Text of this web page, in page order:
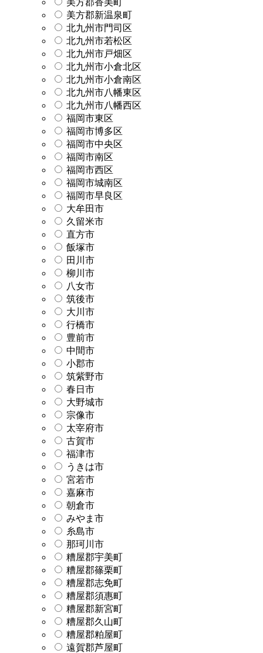
美方郡新温泉町
北九州市門司区
北九州市若松区
北九州市戸畑区
北九州市小倉北区
北九州市小倉南区
北九州市八幡東区
北九州市八幡西区
福岡市東区
福岡市博多区
福岡市中央区
福岡市南区
福岡市西区
福岡市城南区
福岡市早良区
大牟田市
久留米市
直方市
飯塚市
田川市
柳川市
八女市
筑後市
大川市
行橋市
豊前市
中間市
小郡市
筑紫野市
春日市
大野城市
宗像市
太宰府市
古賀市
福津市
うきは市
宮若市
嘉麻市
朝倉市
みやま市
糸島市
那珂川市
糟屋郡宇美町
糟屋郡篠栗町
糟屋郡志免町
糟屋郡須惠町
糟屋郡新宮町
糟屋郡久山町
糟屋郡粕屋町
遠賀郡芦屋町